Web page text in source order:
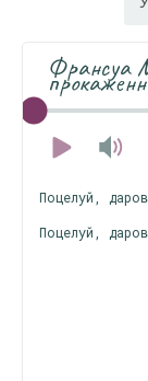
Франсуа
Поцелуй,
Поцелуй,